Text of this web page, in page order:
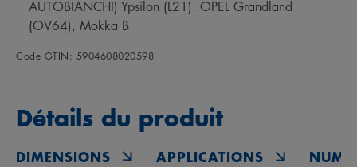
AUTOBIANCHI) Ypsilon (L21). OPEL Grandland
(OV64), Mokka B
Code GTIN: 5904608020598
Détails du produit
DIMENSIONS APPLICATIONS